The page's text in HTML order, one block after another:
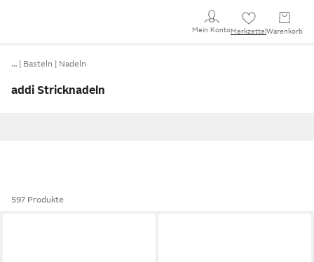
Mein KontoMerkzettel Warenkorb
… Basteln Nadeln
addi Stricknadeln
597 Produkte